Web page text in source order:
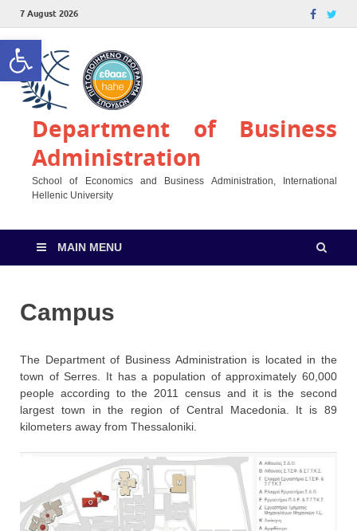
Open toolbar
7 August 2026
Department of Business
Administration
School of Economics and Business Administration, International
Hellenic University
MAIN MENU
Campus
The Department of Business Administration is located in the
town of Serres. It has a population of approximately 60,000
people according to the 2011 census and it is the second
largest town in the region of Central Macedonia. It is 89
kilometers away from Thessaloniki.